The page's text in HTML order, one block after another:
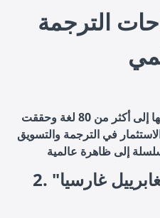
الترجمة
سلسلة "هاري بوتر" تمت ترجمتها إلى أكثر من 80 لغة وحققت
في الترجمة والتسويق
2. "مئة عام من العزلة" لغابرييل غارسيا